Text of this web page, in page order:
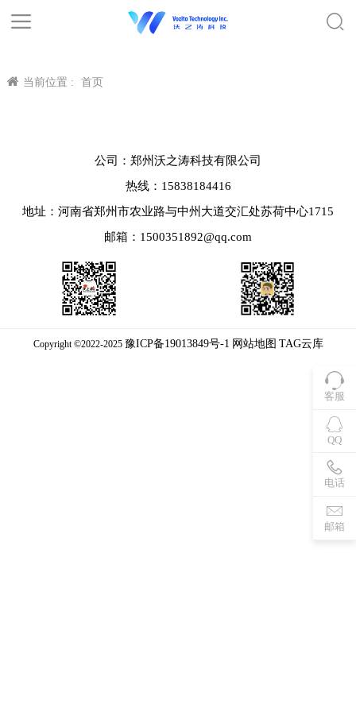
当前位置 : 首页
客服
QQ
电话
邮箱
公司：郑州沃之涛科技有限公司
热线：15838184416
地址：河南省郑州市农业路与中州大道交汇处苏荷中心1715
邮箱：1500351892@qq.com
Copyright ©2022-2025 豫ICP备19013849号-1 网站地图 TAG云库